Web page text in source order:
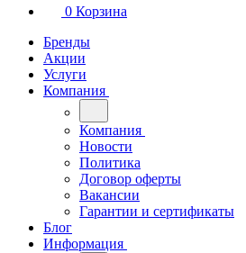
0 Корзина
Бренды
Акции
Услуги
Компания
Компания
Новости
Политика
Договор оферты
Вакансии
Гарантии и сертификаты
Блог
Информация